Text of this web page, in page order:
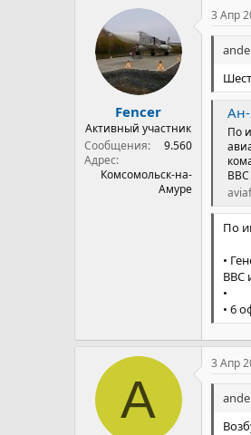
Fencer
Активный участник
Сообщения
9.560
Адрес
Комсомольск-на-
Амуре
3 Апр
По
ВВС
По
•
ВВС
•
• 6
А
3 Апр